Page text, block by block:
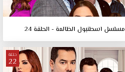
مسلسل اسطنبول الظالمة - الحلقة 24
حلقة
22